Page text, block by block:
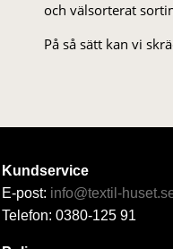
och välsorterat
På så sätt kan vi
Kundservice
E-post: info@textil-
Telefon: 0380-125 91